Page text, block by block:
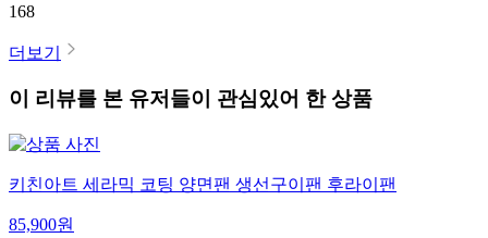
168
더보기
이 리뷰를 본 유저들이 관심있어 한 상품
키친아트 세라믹 코팅 양면팬 생선구이팬 후라이팬
85,900원